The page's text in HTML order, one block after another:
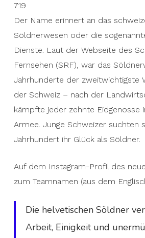
719
Der Name erinnert an das
Söldnerwesen oder die
Dienste. Laut der Webseite des
Fernsehen (SRF), war das
Jahrhunderte der zweitwichtigste
der Schweiz – nach der
kämpfte jeder zehnte Eidgenosse
Armee. Junge Schweizer suchten
Jahrhundert ihr Glück als Söldner.
Auf dem Instagram-Profil des
zum Teamnamen (aus dem
Die helvetischen Söldner
Arbeit, Einigkeit und